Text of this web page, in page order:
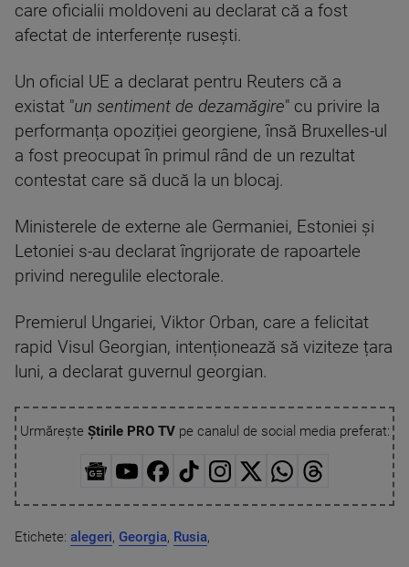
care oficialii moldoveni au declarat că a fost
afectat de interferențe rusești.
Un oficial UE a declarat pentru Reuters că a
existat "un sentiment de dezamăgire" cu privire la
performanța opoziției georgiene, însă Bruxelles-ul
a fost preocupat în primul rând de un rezultat
contestat care să ducă la un blocaj.
Ministerele de externe ale Germaniei, Estoniei și
Letoniei s-au declarat îngrijorate de rapoartele
privind neregulile electorale.
Premierul Ungariei, Viktor Orban, care a felicitat
rapid Visul Georgian, intenționează să viziteze țara
luni, a declarat guvernul georgian.
Urmărește Știrile PRO TVpe canalul de social media preferat:
Etichete: alegeri, Georgia, Rusia,